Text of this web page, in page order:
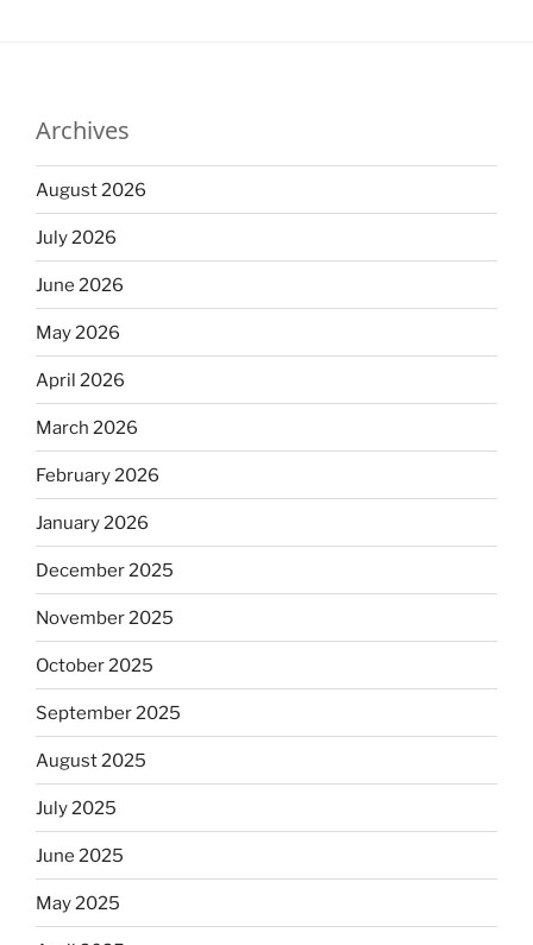
Archives
August 2026
July 2026
June 2026
May 2026
April 2026
March 2026
February 2026
January 2026
December 2025
November 2025
October 2025
September 2025
August 2025
July 2025
June 2025
May 2025